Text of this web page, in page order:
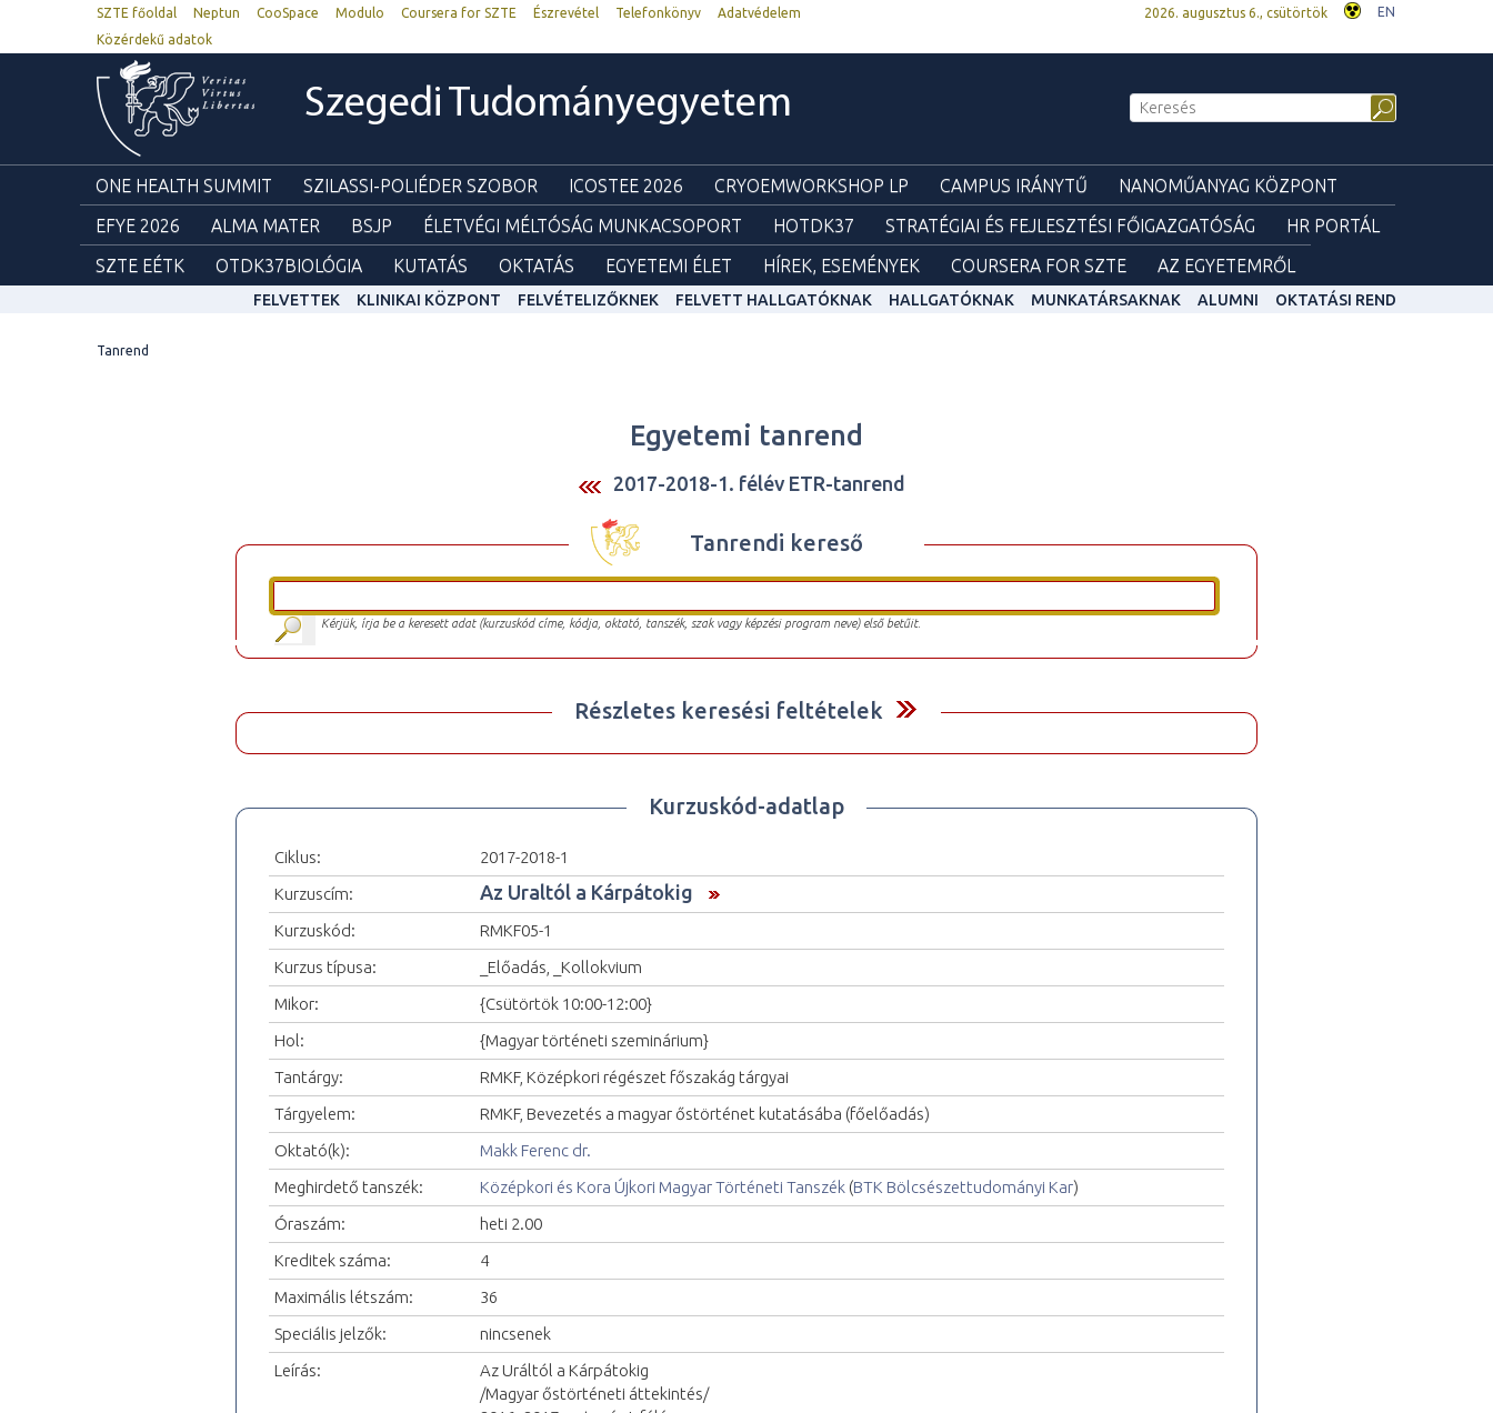
SZTE főoldal Neptun CooSpace Modulo Coursera for SZTE Észrevétel Telefonkönyv
Adatvédelem
Közérdekű adatok
2026. augusztus 6., csütörtök EN
Szegedi Tudományegyetem
ONE HEALTH SUMMIT SZILASSI-POLIÉDER SZOBOR ICOSTEE 2026 CRYOEMWORKSHOP LP CAMPUS IRÁNYTŰ
NANOMŰANYAG KÖZPONT
EFYE 2026
ALMA MATER BSJP ÉLETVÉGI MÉLTÓSÁG MUNKACSOPORT HOTDK37 STRATÉGIAI ÉS FEJLESZTÉSI FŐIGAZGATÓSÁG
HR PORTÁL
SZTE EÉTK
OTDK37BIOLÓGIA KUTATÁS OKTATÁS EGYETEMI ÉLET HÍREK, ESEMÉNYEK COURSERA FOR SZTE AZ EGYETEMRŐL
FELVETTEK KLINIKAI KÖZPONT FELVÉTELIZŐKNEK FELVETT HALLGATÓKNAK HALLGATÓKNAK MUNKATÁRSAKNAK ALUMNI OKTATÁSI REND
Tanrend
Egyetemi tanrend
2017-2018-1. félév ETR-tanrend
Tanrendi kereső
Kérjük, írja be a keresett adat (kurzuskód címe, kódja, oktató, tanszék, szak vagy képzési program neve) első betűit.
Részletes keresési feltételek
Kurzuskód-adatlap
Ciklus:
2017-2018-1
Kurzuscím:
Az Uraltól a Kárpátokig
Kurzuskód:
RMKF05-1
Kurzus típusa:
_Előadás, _Kollokvium
Mikor:
{Csütörtök 10:00-12:00}
Hol:
{Magyar történeti szeminárium}
Tantárgy:
RMKF, Középkori régészet főszakág tárgyai
Tárgyelem:
RMKF, Bevezetés a magyar őstörténet kutatásába (főelőadás)
Oktató(k):
Makk Ferenc dr.
Meghirdető tanszék:
Középkori és Kora Újkori Magyar Történeti Tanszék (BTK Bölcsészettudományi Kar)
Óraszám:
heti 2.00
Kreditek száma:
4
Maximális létszám:
36
Speciális jelzők:
nincsenek
Leírás:
Az Uráltól a Kárpátokig
/Magyar őstörténeti áttekintés/